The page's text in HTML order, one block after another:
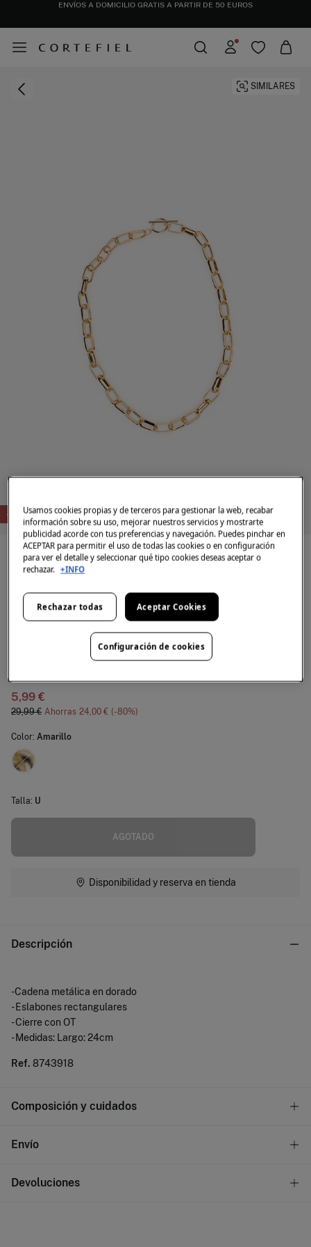
SIMILARES
-80%
Collar corto cadena
5,99 €
29,99 € Ahorras 24,00 € 80
Color: Amarillo
Talla: U
AGOTADO
Disponibilidad y reserva en tienda
Descripción
-Cadena metálica en dorado
- Eslabones rectangulares
- Cierre con OT
- Medidas: Largo: 24cm
Ref. 8743918
Composición y cuidados
Composición
Cuidados
Envío
Envío a tienda
Devoluciones
Usamos cookies propias y de terceros para gestionar la web, recabar
información sobre su uso, mejorar nuestros servicios y mostrarte
publicidad acorde con tus preferencias y navegación. Puedes pinchar en
ACEPTAR para permitir el uso de todas las cookies o en configuración
para ver el detalle y seleccionar qué tipo cookies deseas aceptar o
rechazar. +INFO
Rechazar todas Aceptar Cookies
Configuración de cookies